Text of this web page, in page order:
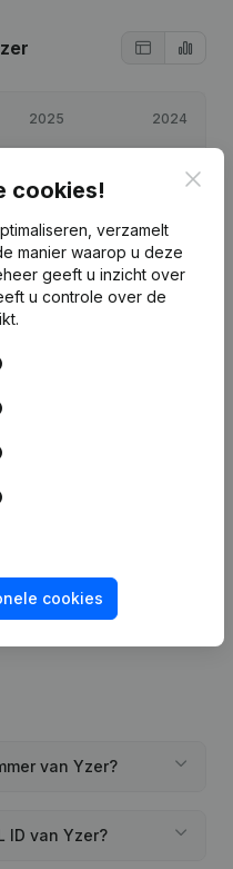
2025 2024
10.348
€19.575 €20.348
€26.613 €24.100
(Nieuwe
Opening Bijkantoor,
van Yzer?
ID van Yzer?
cookies!
verzamelt
manier waarop u deze
geeft u inzicht over
u controle over de
cookies